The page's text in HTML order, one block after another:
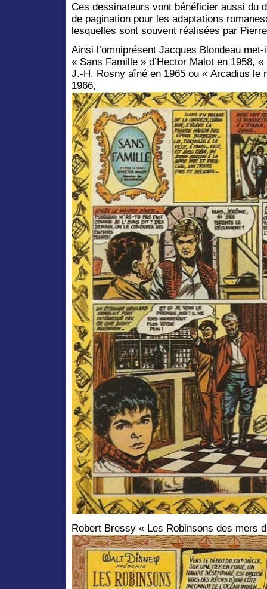
Ces dessinateurs vont bénéficier aussi du
de pagination pour les adaptations
lesquelles sont souvent réalisées par
Ainsi l’omniprésent Jacques Blondeau
« Sans Famille » d’Hector Malot en 1958,
J.-H. Rosny aîné en 1965 ou « Arcadius le
1966,
Robert Bressy « Les Robinsons des mers